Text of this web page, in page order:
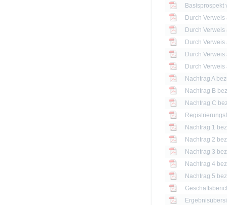
Basisprospekt
Nachtrag 1
Nachtrag 2
Nachtrag 3
Nachtrag 4
Nachtrag 5